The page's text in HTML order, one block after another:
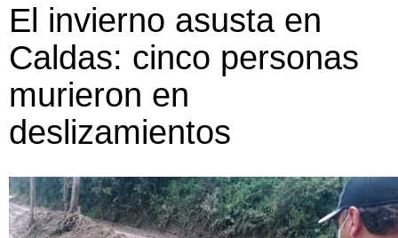
El invierno asusta en
Caldas: cinco personas
murieron en
deslizamientos